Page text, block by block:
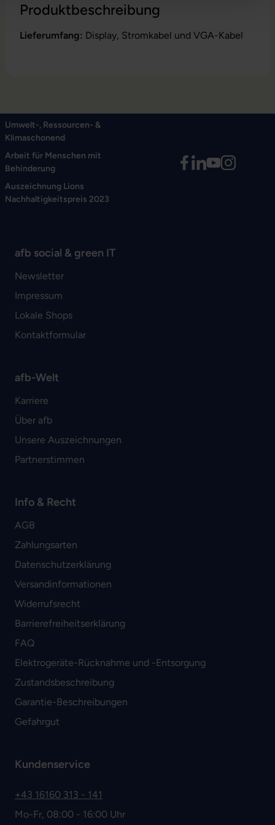
Produktbeschreibung
Lieferumfang: Display, Stromkabel und VGA-Kabel
Umwelt-, Ressourcen- &
Klimaschonend
Arbeit für Menschen mit
Behinderung
Auszeichnung Lions
Nachhaltigkeitspreis 2023
afb social & green IT
Newsletter
Impressum
Lokale Shops
Kontaktformular
afb-Welt
Karriere
Über afb
Unsere Auszeichnungen
Partnerstimmen
Info & Recht
AGB
Zahlungsarten
Datenschutzerklärung
Versandinformationen
Widerrufsrecht
Barrierefreiheitserklärung
FAQ
Elektrogeräte-Rücknahme und -Entsorgung
Zustandsbeschreibung
Garantie-Beschreibungen
Gefahrgut
Kundenservice
+43 16160 313 - 141
Mo-Fr, 08:00 - 16:00 Uhr